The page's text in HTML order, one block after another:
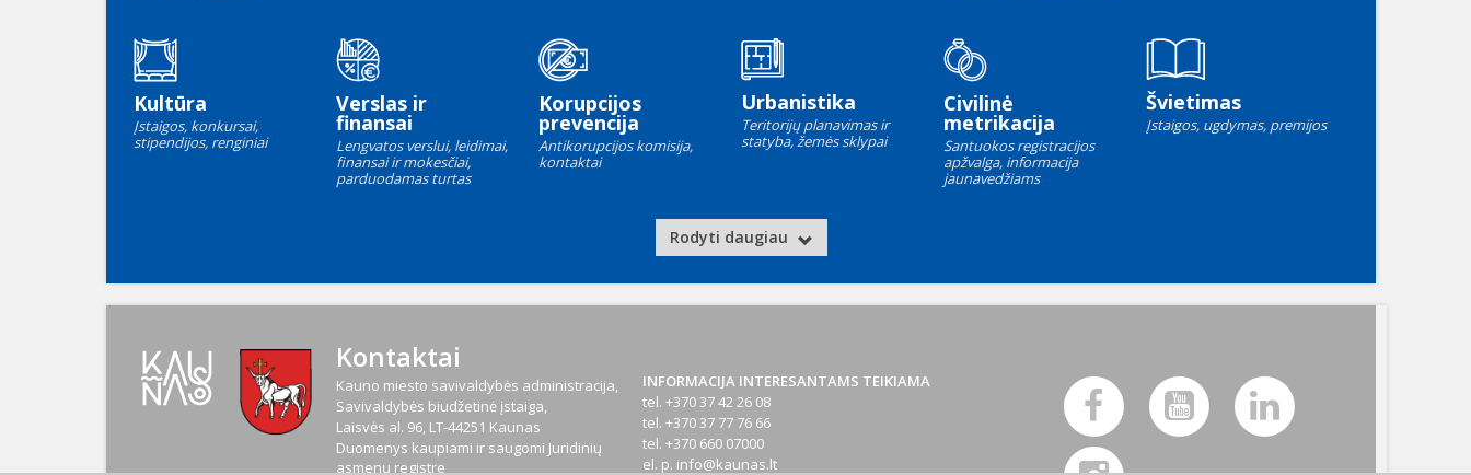
Kultūra
Įstaigos, konkursai,
stipendijos, renginiai
Verslas ir
finansai
Lengvatos verslui, leidimai,
finansai ir mokesčiai,
parduodamas turtas
Korupcijos
prevencija
Antikorupcijos komisija,
kontaktai
Urbanistika
Teritorijų planavimas ir
statyba, žemės sklypai
Civilinė
metrikacija
Santuokos registracijos
apžvalga, informacija
jaunavedžiams
Švietimas
Įstaigos, ugdymas, premijos
Rodyti daugiau
Kontaktai
Kauno miesto savivaldybės administracija,
Savivaldybės biudžetinė įstaiga,
Laisvės al. 96, LT-44251 Kaunas
Duomenys kaupiami ir saugomi Juridinių
asmenų registre
INFORMACIJA INTERESANTAMS TEIKIAMA
tel. +370 37 42 26 08
tel. +370 37 77 76 66
tel. +370 660 07000
el. p. info@kaunas.lt